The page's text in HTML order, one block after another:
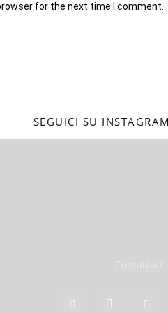
for the next time I comment.
SEGUICI SU INSTAGRAM